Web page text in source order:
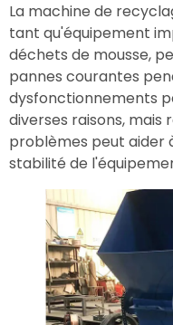
La machine de
tant qu'équipement
déchets de mousse,
pannes courantes
dysfonctionnements
diverses raisons,
problèmes peut aider
stabilité de